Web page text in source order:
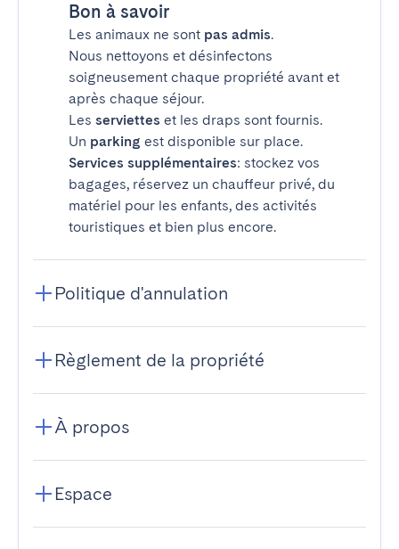
Bon à savoir
Les animaux ne sont pas admis.
Nous nettoyons et désinfectons
soigneusement chaque propriété avant et
après chaque séjour.
Les serviettes et les draps sont fournis.
Un parking est disponible sur place.
Services supplémentaires: stockez vos
bagages, réservez un chauffeur privé, du
matériel pour les enfants, des activités
touristiques et bien plus encore.
Politique d'annulation
Règlement de la propriété
À propos
Espace